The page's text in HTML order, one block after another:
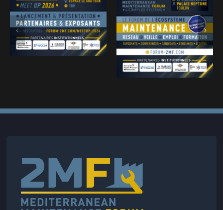
2026 • Photos
& présentation •
19/02/26
Presse • 2MF
2025 :
Mediterranean
Maintenance
Forum